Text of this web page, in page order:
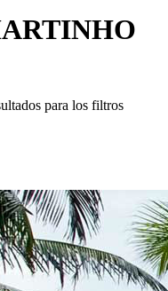
para los filtros